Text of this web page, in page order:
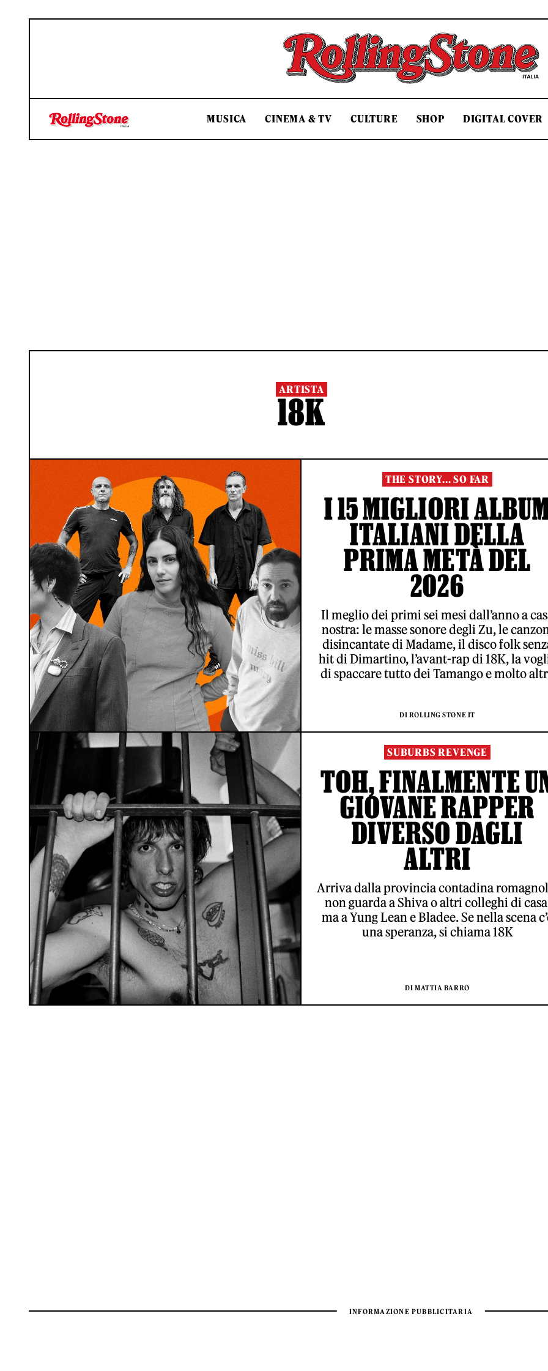
Rolling Stone Italia
MUSICA CINEMA & TV CULTURE SHOP DIGITAL COVER
ARTISTA
18K
THE STORY... SO FAR
I 15 MIGLIORI
ITALIANI DELLA
PRIMA METÀ DEL
2026
Il meglio dei primi sei mesi dall’anno a
nostra: le masse sonore degli Zu, le
disincantate di Madame, il disco folk
hit di Dimartino, l’avant-rap di 18K, la
di spaccare tutto dei Tamango e molto
DI ROLLING STONE IT
SUBURBS REVENGE
TOH, FINALMENTE
GIOVANE RAPPER
DIVERSO DAGLI
ALTRI
Arriva dalla provincia contadina
non guarda a Shiva o altri colleghi di
ma a Yung Lean e Bladee. Se nella scena
una speranza, si chiama 18K
DI MATTIA BARRO